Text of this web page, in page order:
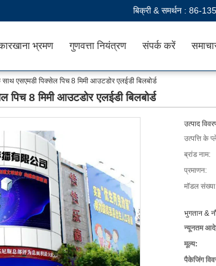
बिक्री & समर्थन : 86-
भ्रमण गुणवत्ता नियंत्रण संपर्क करें
एसएमडी पिक्सेल पिच 8 मिमी आउटडोर एलईडी बिलबोर्ड
8 मिमी आउटडोर एलईडी बिलबोर्ड
उत्पाद
उत्पत्ति के
ब्रांड नाम:
प्रमाणन:
मॉडल
भुगतान &
न्यूनतम
मूल्य:
पैकेजिंग